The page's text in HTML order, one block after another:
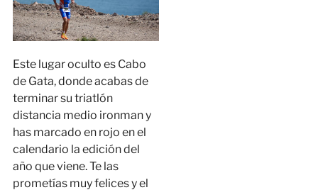
Este lugar oculto es Cabo
de Gata, donde acabas de
terminar su triatlón
distancia medio ironman y
has marcado en rojo en el
calendario la edición del
año que viene. Te las
prometías muy felices y el